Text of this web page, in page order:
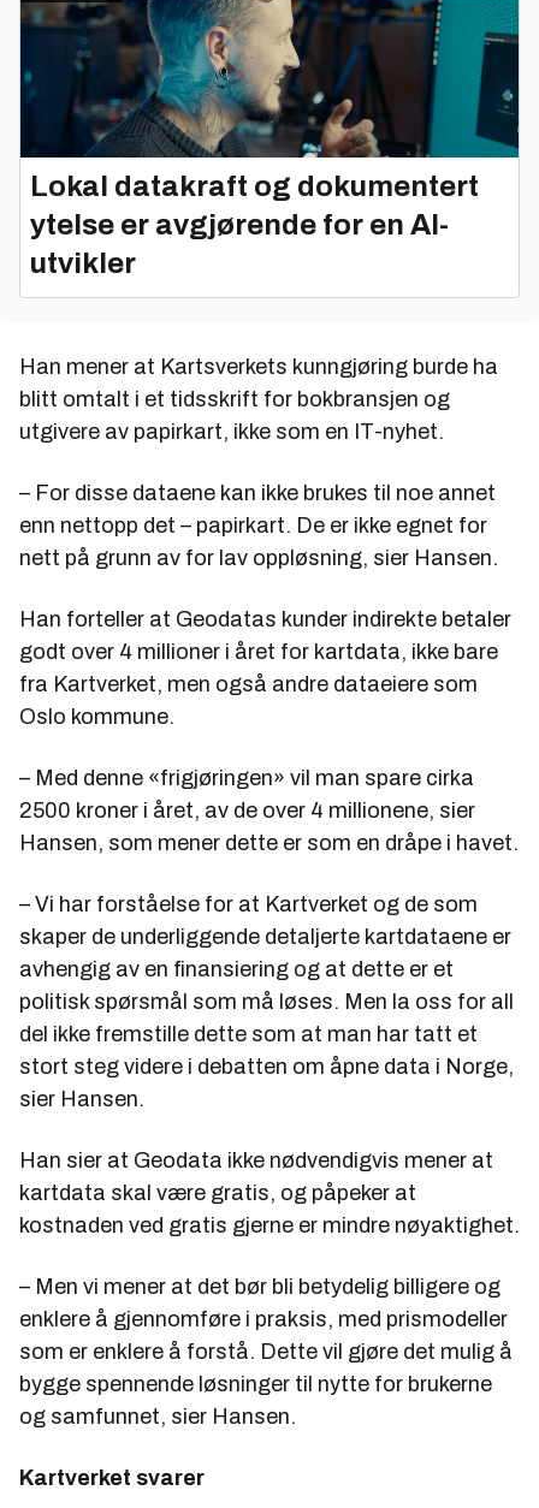
Lokal datakraft og dokumentert
ytelse er avgjørende for en AI-
utvikler
Han mener at Kartsverkets kunngjøring burde ha
blitt omtalt i et tidsskrift for bokbransjen og
utgivere av papirkart, ikke som en IT-nyhet.
– For disse dataene kan ikke brukes til noe annet
enn nettopp det – papirkart. De er ikke egnet for
nett på grunn av for lav oppløsning, sier Hansen.
Han forteller at Geodatas kunder indirekte betaler
godt over 4 millioner i året for kartdata, ikke bare
fra Kartverket, men også andre dataeiere som
Oslo kommune.
– Med denne «frigjøringen» vil man spare cirka
2500 kroner i året, av de over 4 millionene, sier
Hansen, som mener dette er som en dråpe i havet.
– Vi har forståelse for at Kartverket og de som
skaper de underliggende detaljerte kartdataene er
avhengig av en finansiering og at dette er et
politisk spørsmål som må løses. Men la oss for all
del ikke fremstille dette som at man har tatt et
stort steg videre i debatten om åpne data i Norge,
sier Hansen.
Han sier at Geodata ikke nødvendigvis mener at
kartdata skal være gratis, og påpeker at
kostnaden ved gratis gjerne er mindre nøyaktighet.
– Men vi mener at det bør bli betydelig billigere og
enklere å gjennomføre i praksis, med prismodeller
som er enklere å forstå. Dette vil gjøre det mulig å
bygge spennende løsninger til nytte for brukerne
og samfunnet, sier Hansen.
Kartverket svarer